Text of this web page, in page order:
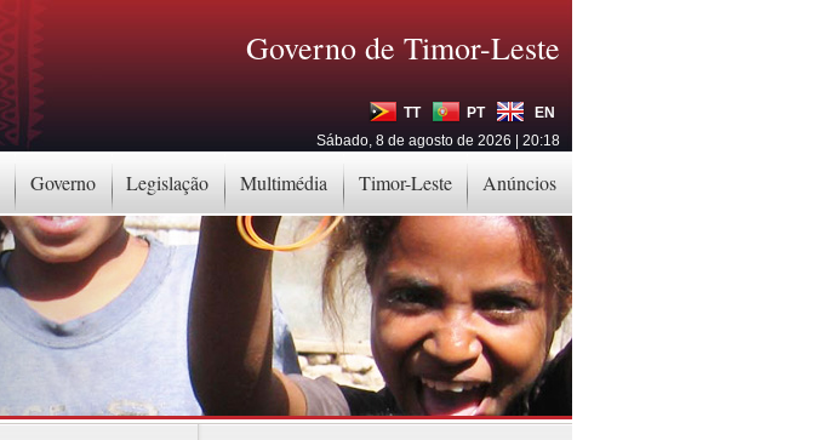
Governo Legislação Multimédia Timor-Leste Anúncios
Governo de Timor-Leste
TT PT
EN
Sábado, 8 de agosto de 2026 | 20:18